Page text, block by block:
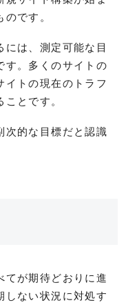
です。
には、測定可能な目
す。多くのサイトの
イトの現在のトラフ
とです。
次的な目標だと認識
てが期待どおりに進
しない状況に対処す